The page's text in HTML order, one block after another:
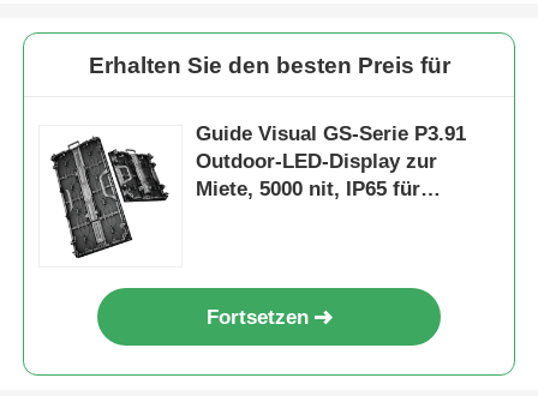
Erhalten Sie den besten Preis für
Guide Visual GS-Serie P3.91
Outdoor-LED-Display zur
Miete, 5000 nit, IP65 für
Fortsetzen